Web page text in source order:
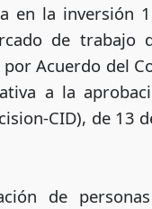
en la inversión
de trabajo
Acuerdo del
a la
CID), de 13
de